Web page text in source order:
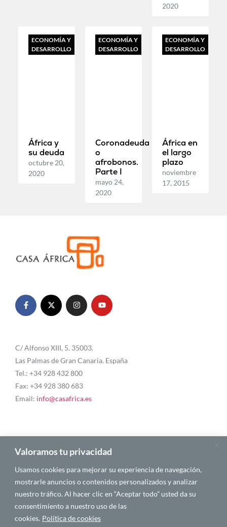
Valoramos tu privacidad
Usamos cookies para mejorar su experiencia de navegación,
mostrarle anuncios o contenidos personalizados y analizar
nuestro tráfico. Al hacer clic en “Aceptar todo” usted da su
consentimiento a nuestro uso de las
cookies. Política de cookies
2020
ECONOMÍA Y
DESARROLLO
África y
su deuda
octubre 20,
2020
ECONOMÍA Y
DESARROLLO
Coronadeuda
o
afrobonos.
Parte I
mayo 24,
2020
ECONOMÍA Y
DESARROLLO
África en
el largo
plazo
noviembre
17, 2015
C/ Alfonso XIII, 5. 35003.
Las Palmas de Gran Canaria. España
Tel.: +34 928 432 800
Fax: +34 928 380 683
Email: info@casafrica.es
Blog
Quiénes somos
Autores
Español